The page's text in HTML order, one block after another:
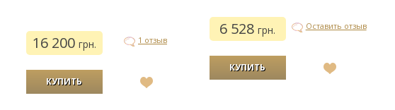
16 200 грн. 1 отзыв
6 528грн. Оставить отзыв